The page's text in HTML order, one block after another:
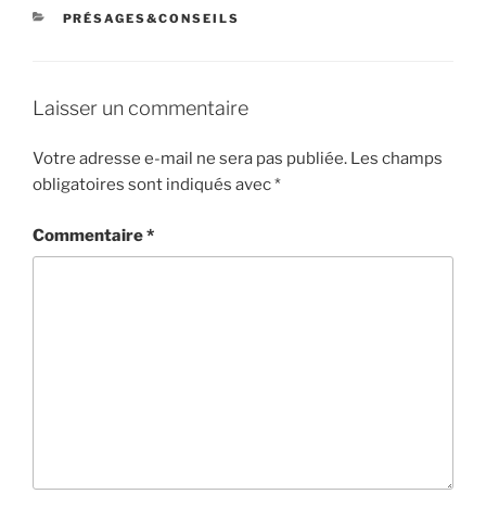
CATÉGORIES
PRÉSAGES&CONSEILS
Laisser un commentaire
Votre adresse e-mail ne sera pas publiée. Les champs
obligatoires sont indiqués avec*
Commentaire*